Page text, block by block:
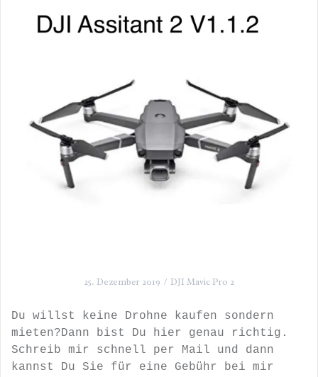
25. Dezember 2019 DJI Mavic Pro 2
Du willst keine Drohne kaufen sondern
mieten?Dann bist Du hier genau richtig.
Schreib mir schnell per Mail und dann
kannst Du Sie für eine Gebühr bei mir